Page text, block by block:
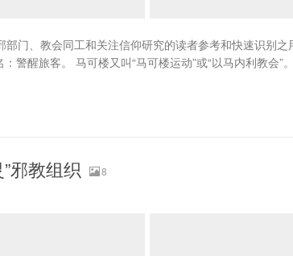
门、教会同工和关注信仰研究的读者参考和快速识别之
警醒旅客。 马可楼又叫“马可楼运动”或“以马内利教会”
邪教组织
8